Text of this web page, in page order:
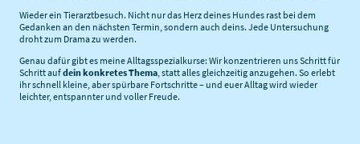
Wieder ein Tierarztbesuch. Nicht nur das Herz deines Hundes rast bei dem
Gedanken an den nächsten Termin, sondern auch deins. Jede Untersuchung
droht zum Drama zu werden.
Genau dafür gibt es meine Alltagsspezialkurse: Wir konzentrieren uns Schritt für
Schritt aufdein konkretes Thema , statt alles gleichzeitig anzugehen. So erlebt
ihr schnell kleine, aber spürbare Fortschritte – und euer Alltag wird wieder
leichter, entspannter und voller Freude.